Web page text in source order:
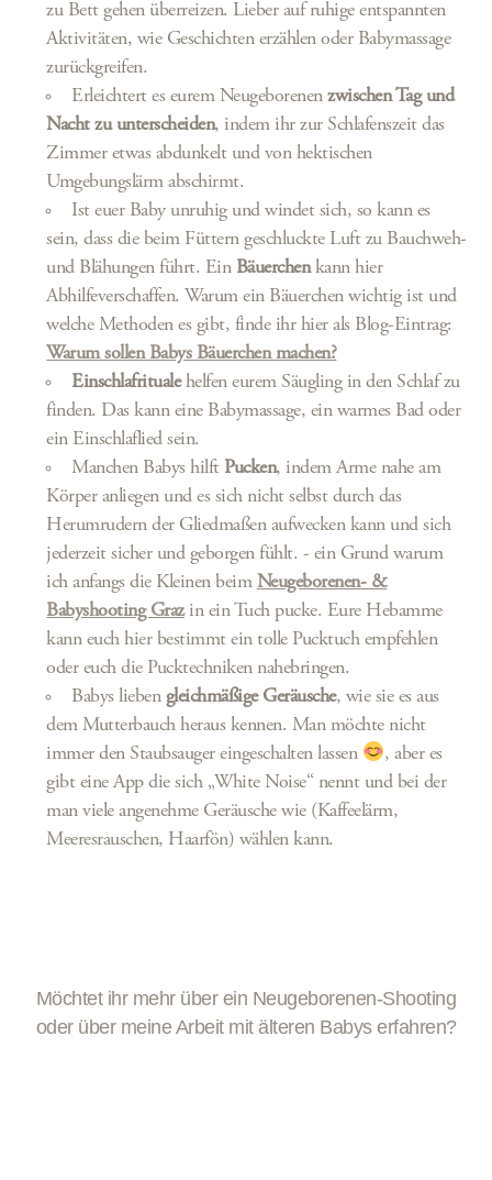
zu Bett gehen überreizen. Lieber auf ruhige entspannten
Aktivitäten, wie Geschichten erzählen oder Babymassage
zurückgreifen.
Erleichtert es eurem Neugeborenenzwischen Tag und
Nacht zu unterscheiden, indem ihr zur Schlafenszeit das
Zimmer etwas abdunkelt und von hektischen
Umgebungslärm abschirmt.
Ist euer Baby unruhig und windet sich, so kann es
sein, dass die beim Füttern geschluckte Luft zu Bauchweh-
und Blähungen führt. Ein Bäuerchenkann hier
Abhilfeverschaffen. Warum ein Bäuerchen wichtig ist und
welche Methoden es gibt, finde ihr hier als Blog-Eintrag:
Warum sollen Babys Bäuerchen machen?
Einschlafritualehelfen eurem Säugling in den Schlaf zu
finden. Das kann eine Babymassage, ein warmes Bad oder
ein Einschlaflied sein.
Manchen Babys hilft Pucken, indem Arme nahe am
Körper anliegen und es sich nicht selbst durch das
Herumrudern der Gliedmaßen aufwecken kann und sich
jederzeit sicher und geborgen fühlt. - ein Grund warum
ich anfangs die Kleinen beim Neugeborenen- &
Babyshooting Grazin ein Tuch pucke. Eure Hebamme
kann euch hier bestimmt ein tolle Pucktuch empfehlen
oder euch die Pucktechniken nahebringen.
Babys lieben gleichmäßige Geräusche, wie sie es aus
dem Mutterbauch heraus kennen. Man möchte nicht
immer den Staubsauger eingeschalten lassen
, aber es
gibt eine App die sich „White Noise“ nennt und bei der
man viele angenehme Geräusche wie (Kaffeelärm,
Meeresrauschen, Haarfön) wählen kann.
Möchtet ihr mehr über ein Neugeborenen-Shooting
oder über meine Arbeit mit älteren Babys erfahren?